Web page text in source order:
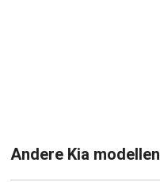
Andere Kia modellen